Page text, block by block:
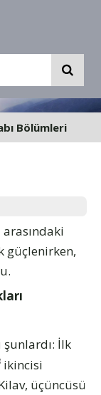
Bölümleri
güçlenirken,
İlk
ikincisi
üçüncüsü